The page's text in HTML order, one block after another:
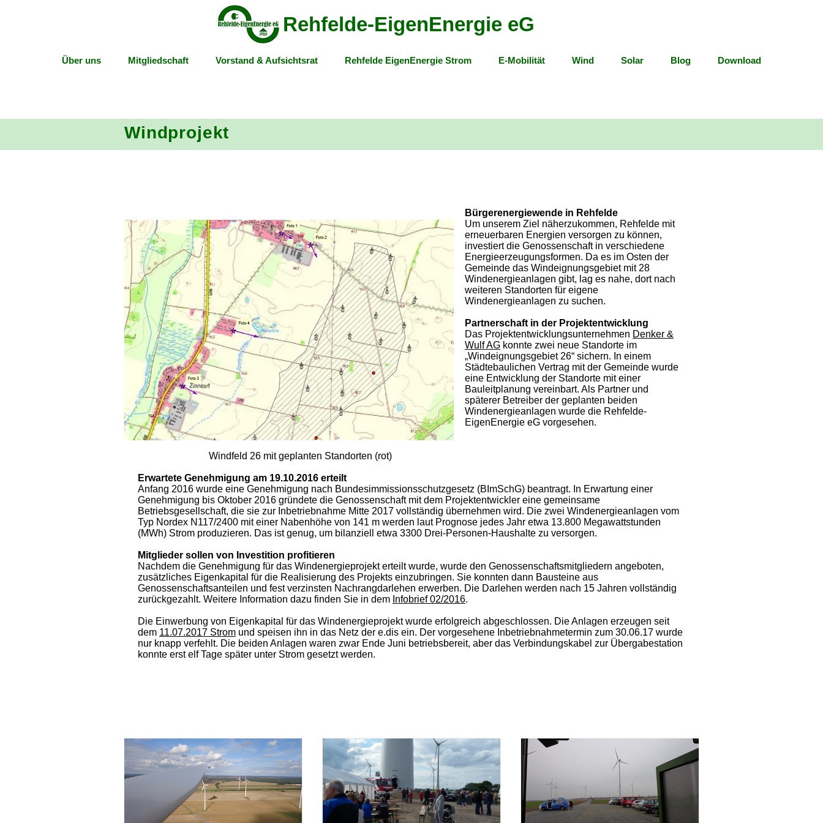
Rehfelde-EigenEnergie eG
Über uns Mitgliedschaft Vorstand & Aufsichtsrat Rehfelde EigenEnergie Strom E-Mobilität Wind Solar Blog Download
Windprojekt
Bürgerenergiewende in Rehfelde
Um unserem Ziel näherzukommen, Rehfelde mit
erneuerbaren Energien versorgen zu können,
investiert die Genossenschaft in verschiedene
Energieerzeugungsformen. Da es im Osten der
Gemeinde das Windeignungsgebiet mit 28
Windenergieanlagen gibt, lag es nahe, dort nach
weiteren Standorten für eigene
Windenergieanlagen zu suchen.
Partnerschaft in der Projektentwicklung
Das Projektentwicklungsunternehmen Denker &
Wulf AG konnte zwei neue Standorte im
„Windeignungsgebiet 26“ sichern. In einem
Städtebaulichen Vertrag mit der Gemeinde wurde
eine Entwicklung der Standorte mit einer
Bauleitplanung vereinbart. Als Partner und
späterer Betreiber der geplanten beiden
Windenergieanlagen wurde die Rehfelde-
EigenEnergie eG vorgesehen.
Windfeld 26 mit geplanten Standorten (rot)​
Erwartete Genehmigung am 19.10.2016 erteilt
Anfang 2016 wurde eine Genehmigung nach Bundesimmissionsschutzgesetz (BImSchG) beantragt. In Erwartung einer
Genehmigung bis Oktober 2016 gründete die Genossenschaft mit dem Projektentwickler eine gemeinsame
Betriebsgesellschaft, die sie zur Inbetriebnahme Mitte 2017 vollständig übernehmen wird. Die zwei Windenergieanlagen vom
Typ Nordex N117/2400 mit einer Nabenhöhe von 141 m werden laut Prognose jedes Jahr etwa 13.800 Megawattstunden
(MWh) Strom produzieren. Das ist genug, um bilanziell etwa 3300 Drei-Personen-Haushalte zu versorgen.
Mitglieder sollen von Investition profitieren
Nachdem die Genehmigung für das Windenergieprojekt erteilt wurde, wurde den Genossenschaftsmitgliedern angeboten,
zusätzliches Eigenkapital für die Realisierung des Projekts einzubringen. Sie konnten dann Bausteine aus
Genossenschaftsanteilen und fest verzinsten Nachrangdarlehen erwerben. Die Darlehen werden nach 15 Jahren vollständig
zurückgezahlt. Weitere Information dazu finden Sie in dem Infobrief 02/2016.
Die Einwerbung von Eigenkapital für das Windenergieprojekt wurde erfolgreich abgeschlossen. Die Anlagen erzeugen seit
dem 11.07.2017 Strom und speisen ihn in das Netz der e.dis ein. Der vorgesehene Inbetriebnahmetermin zum 30.06.17 wurde
nur knapp verfehlt. Die beiden Anlagen waren zwar Ende Juni betriebsbereit, aber das Verbindungskabel zur Übergabestation
konnte erst elf Tage später unter Strom gesetzt werden.